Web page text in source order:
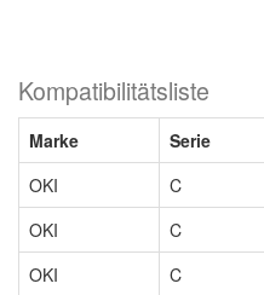
Kompatibilitätsliste
Marke Serie
OKI
C
OKI
C
OKI
C